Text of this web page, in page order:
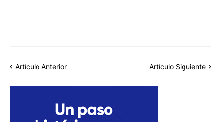
Artículo Anterior Artículo Siguiente